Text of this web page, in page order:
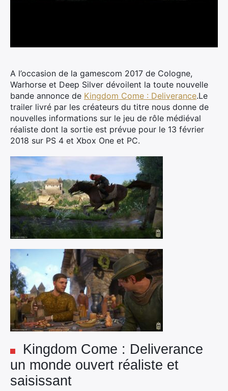
A l’occasion de la gamescom 2017 de Cologne,
Warhorse et Deep Silver dévoilent la toute nouvelle
bande annonce de Kingdom Come : Deliverance.Le
trailer livré par les créateurs du titre nous donne de
nouvelles informations sur le jeu de rôle médiéval
réaliste dont la sortie est prévue pour le 13 février
2018 sur PS 4 et Xbox One et PC.
Kingdom Come : Deliverance
un monde ouvert réaliste et
saisissant